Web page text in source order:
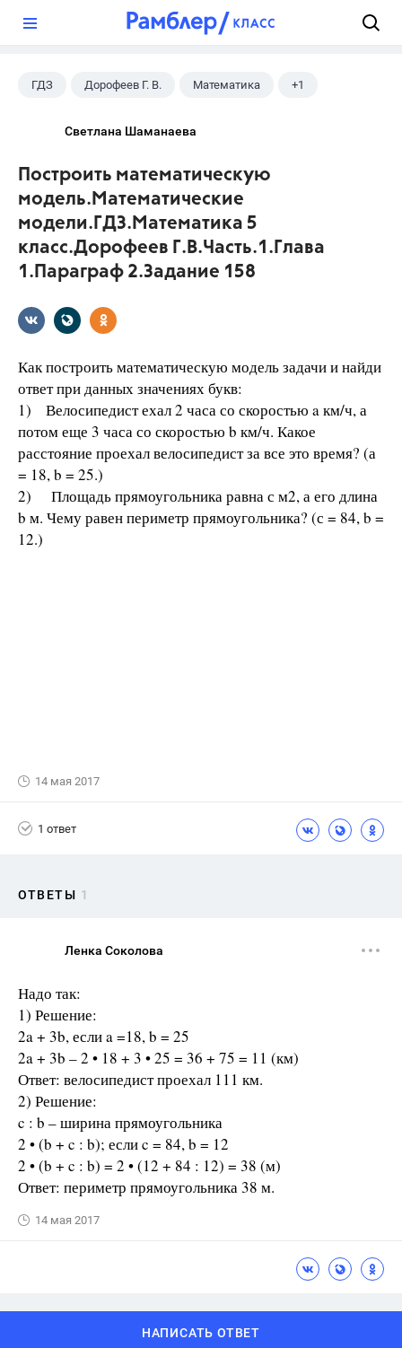
ГДЗ Дорофеев Г. В. Математика +1
Светлана Шаманаева
Построить математическую
модель.Математические
модели.ГДЗ.Математика 5
класс.Дорофеев Г.В.Часть.1.Глава
1.Параграф 2.Задание 158
Как построить математическую модель задачи и найди
ответ при данных значениях букв:
1) Велосипедист ехал 2 часа со скоростью a км/ч, а
потом еще 3 часа со скоростью b км/ч. Какое
расстояние проехал велосипедист за все это время? (а
= 18, b = 25.)
2) Площадь прямоугольника равна с м2, а его длина
b м. Чему равен периметр прямоугольника? (с = 84, b =
12.)
14 мая 2017
1 ответ
ОТВЕТЫ 1
Ленка Соколова
Надо так:
1) Решение:
2a + 3b, если a =18, b = 25
2a + 3b – 2 • 18 + 3 • 25 = 36 + 75 = 11 (км)
Ответ: велосипедист проехал 111 км.
2) Решение:
c : b – ширина прямоугольника
2 • (b + c : b); если c = 84, b = 12
2 • (b + c : b) = 2 • (12 + 84 : 12) = 38 (м)
Ответ: периметр прямоугольника 38 м.
14 мая 2017
НАПИСАТЬ ОТВЕТ